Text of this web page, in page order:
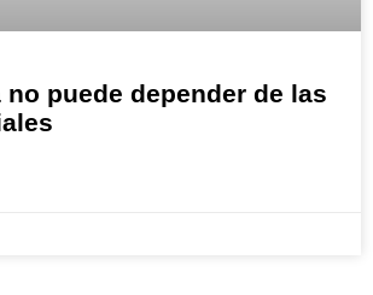
puede depender de las